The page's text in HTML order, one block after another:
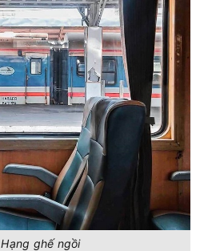
Hạng ghế ngồi